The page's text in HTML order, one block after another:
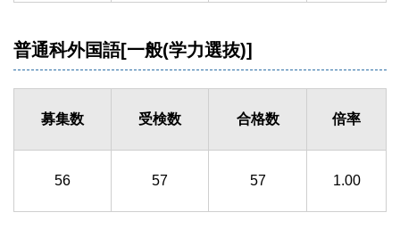
普通科外国語[一般(学力選抜)]
募集数 受検数 合格数 倍率
56 57 57 1.00